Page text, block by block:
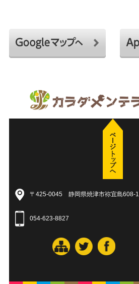
〒425-0045 静岡県焼津市祢宜島608-1
054-623-8827